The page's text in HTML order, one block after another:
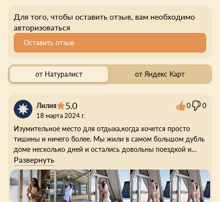
Для того, чтобы оставить отзыв, вам необходимо
авторизоваться
Оставить отзыв
от Натуралист от Яндекс Карт
Лилия 5.0
18 марта 2024 г.
0 0
Изумительное место для отдыха,когда хочется просто
тишины и ничего более. Мы жили в самом большом дубль
доме несколько дней и остались довольны поездкой и
самим домом,а кто-то теперь даже мечтает о таком ;) еще
очень интересна история создания данного глэмпинга,но о
ней вы можете узнать приехав туда) В домиках есть всё,что
нужно) прям комфортно. А еще у ребят есть косметика
Развернуть